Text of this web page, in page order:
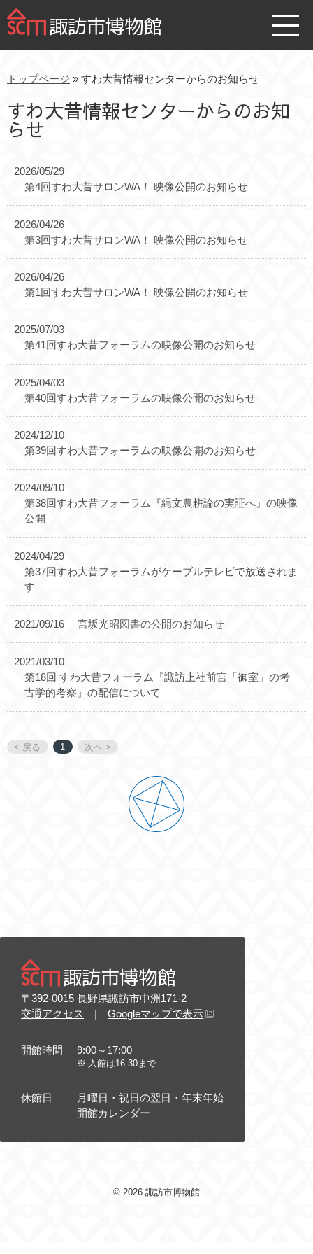
諏訪市博物館
トップページ » すわ大昔情報センターからのお知らせ
すわ大昔情報センターからのお知
らせ
2026/05/29
第4回すわ大昔サロンWA！ 映像公開のお知らせ
2026/04/26
第3回すわ大昔サロンWA！ 映像公開のお知らせ
2026/04/26
第1回すわ大昔サロンWA！ 映像公開のお知らせ
2025/07/03
第41回すわ大昔フォーラムの映像公開のお知らせ
2025/04/03
第40回すわ大昔フォーラムの映像公開のお知らせ
2024/12/10
第39回すわ大昔フォーラムの映像公開のお知らせ
2024/09/10
第38回すわ大昔フォーラム『縄文農耕論の実証へ』の映像
公開
2024/04/29
第37回すわ大昔フォーラムがケーブルテレビで放送されま
す
2021/09/16 宮坂光昭図書の公開のお知らせ
2021/03/10
第18回 すわ大昔フォーラム『諏訪上社前宮「御室」の考
古学的考察』の配信について
< 戻る 1 次へ >
諏訪市博物館
〒392-0015 長野県諏訪市中洲171-2
交通アクセス
| Googleマップで表示
開館時間 9:00～17:00
入館は16:30まで
休館日
月曜日・祝日の翌日・年末年始
開館カレンダー
© 2026 諏訪市博物館